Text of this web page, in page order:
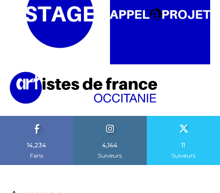
14,234
Fans
4,144
Suiveurs
11
Suiveurs